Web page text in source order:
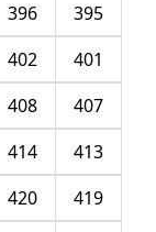
395
396
401
402
407
408
413
414
419
420